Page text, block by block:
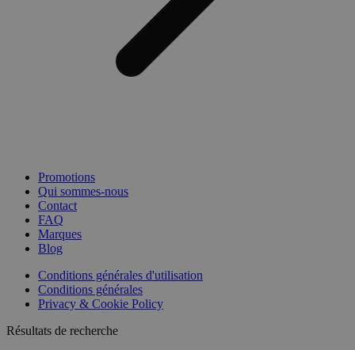
Promotions
Qui sommes-nous
Contact
FAQ
Marques
Blog
Conditions générales d'utilisation
Conditions générales
Privacy & Cookie Policy
Résultats de recherche